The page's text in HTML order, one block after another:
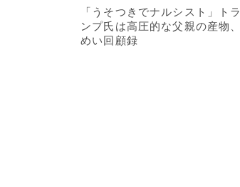
「うそつきでナルシスト」トラ
ンプ氏は高圧的な父親の産物、
めい回顧録